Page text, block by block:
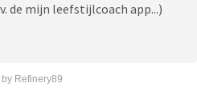
de mijn leefstijlcoach app...)
Refinery89